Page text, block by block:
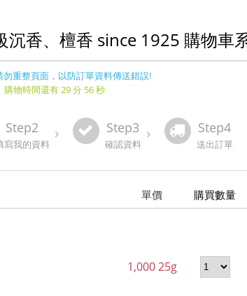
沉香、檀香 since 1925 購物車
勿重整頁面，以防訂單資料傳送錯誤!
購物時間還有 29 分 56 秒
Step2
寫我的資料
Step3
確認資料
Step4
送出訂單
單價 購買數量
1,000 25g